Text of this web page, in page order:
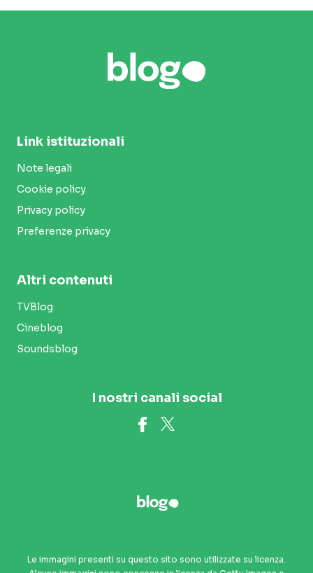
Link istituzionali
Note legali
Cookie policy
Privacy policy
Preferenze privacy
Altri contenuti
TVBlog
Cineblog
Soundsblog
I nostri canali social
Le immagini presenti su questo sito sono utilizzate su licenza.